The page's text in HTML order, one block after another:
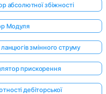
абсолютної збіжності
Модуля
змінного струму
прискорення
дебіторської